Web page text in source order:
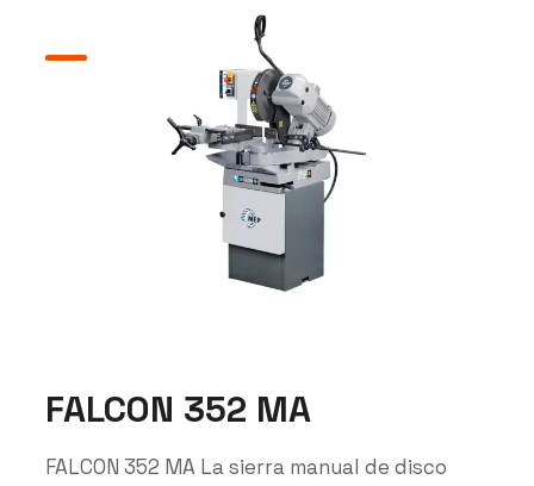
FALCON 352 MA
FALCON 352 MA La sierra manual de disco